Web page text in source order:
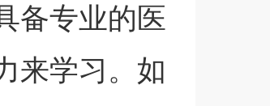
备专业的医
来学习。如